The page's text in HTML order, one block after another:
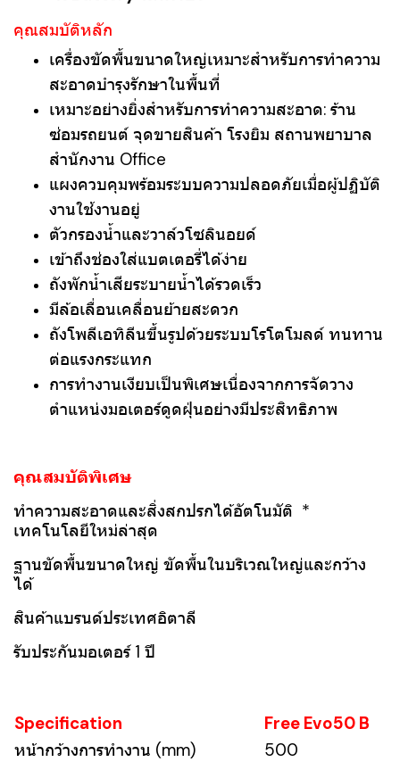
คุณสมบัติหลัก
เครื่องขัดพื้นขนาดใหญ่เหมาะสำหรับการทำความ
สะอาดบำรุงรักษาในพื้นที่
เหมาะอย่างยิ่งสำหรับการทำความสะอาด: ร้าน
ซ่อมรถยนต์ จุดขายสินค้า โรงยิม สถานพยาบาล
สำนักงาน Office
แผงควบคุมพร้อมระบบความปลอดภัยเมื่อผู้ปฏิบัติ
งานใช้งานอยู่
ตัวกรองน้ำและวาล์วโซลินอยด์
เข้าถึงช่องใส่แบตเตอรี่ได้ง่าย
ถังพักน้ำเสียระบายน้ำได้รวดเร็ว
มีล้อเลื่อนเคลื่อนย้ายสะดวก
ถังโพลีเอทิลีนขึ้นรูปด้วยระบบโรโตโมลด์ ทนทาน
ต่อแรงกระแทก
การทำงานเงียบเป็นพิเศษเนื่องจากการจัดวาง
ตำแหน่งมอเตอร์ดูดฝุ่นอย่างมีประสิทธิภาพ
คุณสมบัติพิเศษ
ทำความสะอาดและสิ่งสกปรกได้อัตโนมัติ *
เทคโนโลยีใหม่ล่าสุด
ฐานขัดพื้นขนาดใหญ่ ขัดพื้นในบริเวณใหญ่และกว้าง
ได้
สินค้าแบรนด์ประเทศอิตาลี
รับประกันมอเตอร์ 1 ปี
Specification
Free Evo50 B
หน้ากว้างการทำงาน (mm)
500